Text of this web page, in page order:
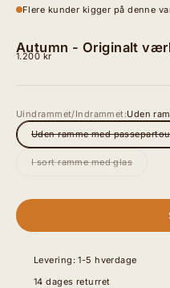
Flere kunder kigger på denne
Autumn - Originalt
Salgspris
1.200 kr
Uindrammet/Indrammet:Uden
Uden ramme med
I sort ramme med glas
Levering: 1-5 hverdage
14 dages returret